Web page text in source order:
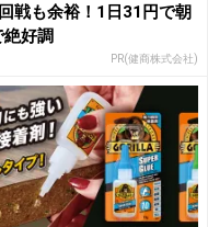
戦も余裕！1日31円で朝
絶好調
PR(健商株式会社)